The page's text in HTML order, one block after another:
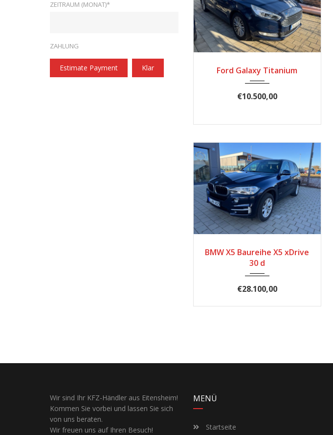
ZEITRAUM (MONAT)*
ZAHLUNG
Estimate Payment Klar
185.900
Ford Galaxy Titanium
€10.500,00
BMW X5 Baureihe X5 xDrive
30 d
€28.100,00
Wir sind Ihr KFZ-Händler aus Eitensheim!
Kommen Sie vorbei und lassen Sie sich
von uns beraten.
Wir freuen uns auf Ihren Besuch!
MENÜ
Startseite